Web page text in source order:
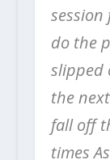
do the
slipped
the
fall off
times